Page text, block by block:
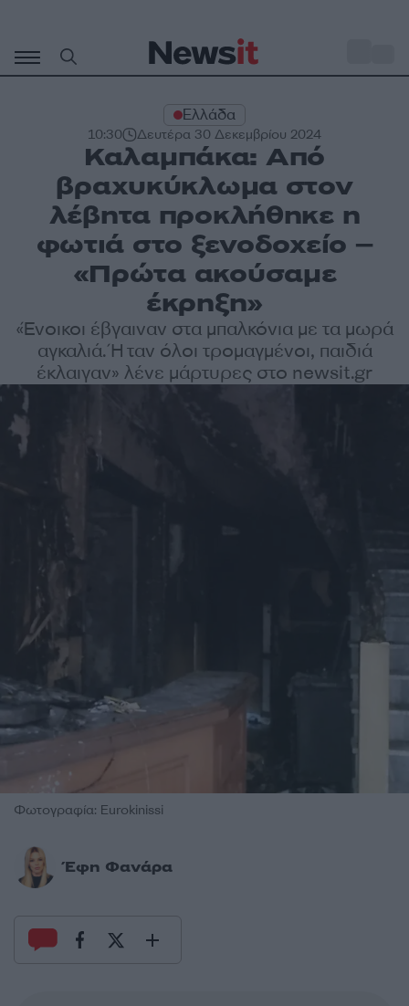
περιεχόμενο
Ελλάδα
10:30 Δευτέρα 30 Δεκεμβρίου 2024
Καλαμπάκα: Από
βραχυκύκλωμα στον
λέβητα προκλήθηκε η
φωτιά στο ξενοδοχείο –
«Πρώτα ακούσαμε
έκρηξη»
«Ένοικοι έβγαιναν στα μπαλκόνια με τα μωρά
αγκαλιά. Ήταν όλοι τρομαγμένοι, παιδιά
έκλαιγαν» λένε μάρτυρες στο newsit.gr
Φωτογραφία: Eurokinissi
Έφη Φανάρα